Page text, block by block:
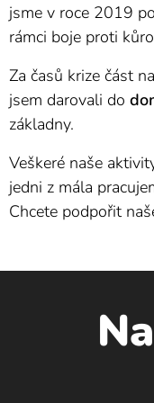
jsme v roce 2019
rámci boje proti
Za časů krize část
jsem darovali do
základny.
Veškeré naše
jedni z mála
Chcete podpořit